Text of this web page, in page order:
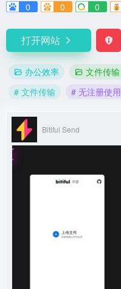
0
0 0
打开网站
办公效率 文件传输
# 文件传输
# 无注册使用
Bitiful Send